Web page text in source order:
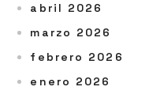
abril 2026
marzo 2026
febrero 2026
enero 2026